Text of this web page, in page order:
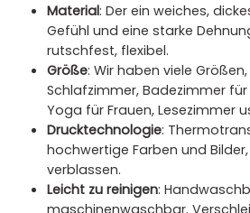
Material: Der ein weiches,
Gefühl und eine starke
rutschfest, flexibel.
Größe: Wir haben viele
Schlafzimmer, Badezimmer für
Yoga für Frauen, Lesezimmer
Drucktechnologie:
hochwertige Farben und
verblassen.
Leicht zu reinigen:
maschinenwaschbar.